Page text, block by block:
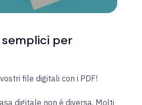
per
file digitali con i PDF!
digitale non è diversa. Molti